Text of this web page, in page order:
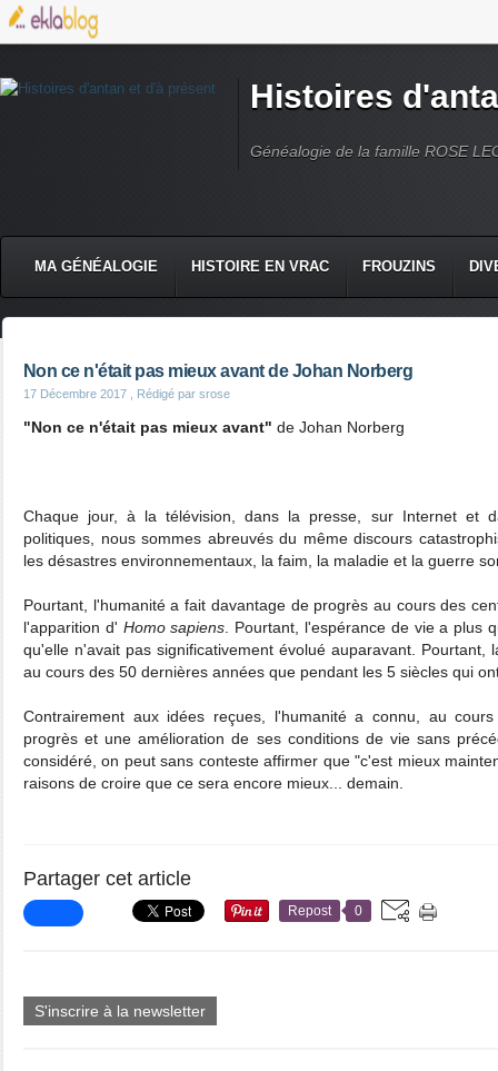
Histoires
Généalogie de la famille ROSE
MA GÉNÉALOGIE HISTOIRE EN VRAC FROUZINS
Non ce n'était pas mieux avant de Johan Norberg
17 Décembre 2017 , Rédigé par srose
"Non ce n'était pas mieux avant" de Johan Norberg
Chaque jour, à la télévision, dans la presse, sur Internet et
politiques, nous sommes abreuvés du même discours
les désastres environnementaux, la faim, la maladie et la guerre
Pourtant, l'humanité a fait davantage de progrès au cours des
l'apparition d' Homo sapiens . Pourtant, l'espérance de vie a plus
qu'elle n'avait pas significativement évolué auparavant. Pourtant,
au cours des 50 dernières années que pendant les 5 siècles qui
Contrairement aux idées reçues, l'humanité a connu, au
progrès et une amélioration de ses conditions de vie sans
considéré, on peut sans conteste affirmer que "c'est mieux
raisons de croire que ce sera encore mieux... demain.
Partager cet article
Repost 0
S'inscrire à la newsletter